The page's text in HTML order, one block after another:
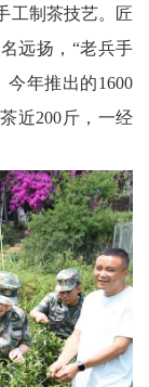
工制茶技艺。匠
远扬，“老兵手
今年推出的1600
近200斤，一经